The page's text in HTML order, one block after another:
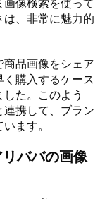
、非常に魅力的
品画像をシェア
購入するケース
た。このよう
携して、ブラン
ます。
ババの画像